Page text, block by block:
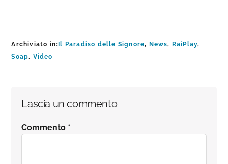
Archiviato in: Il Paradiso delle Signore, News, RaiPlay,
Soap, Video
Interazioni
del
Lascia un commento
Commento *